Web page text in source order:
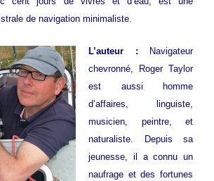
de navigation minimaliste.
L’auteur : Navigateur
chevronné, Roger Taylor
est aussi homme
d’affaires, linguiste,
musicien, peintre, et
naturaliste. Depuis sa
jeunesse, il a connu un
naufrage et des fortunes